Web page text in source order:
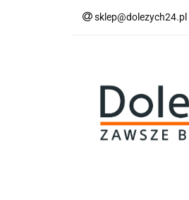
sklep@dolezych24.pl